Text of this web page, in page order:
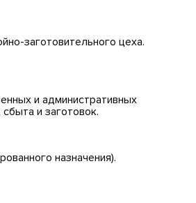
заготовительного цеха.
и административных
и заготовок.
назначения).